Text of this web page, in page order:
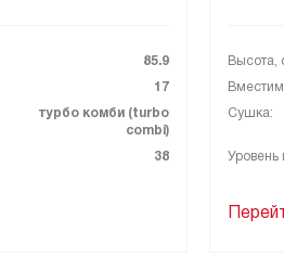
85.9
17
турбо комби (turbo
combi)
38
Высота,
Сушка: